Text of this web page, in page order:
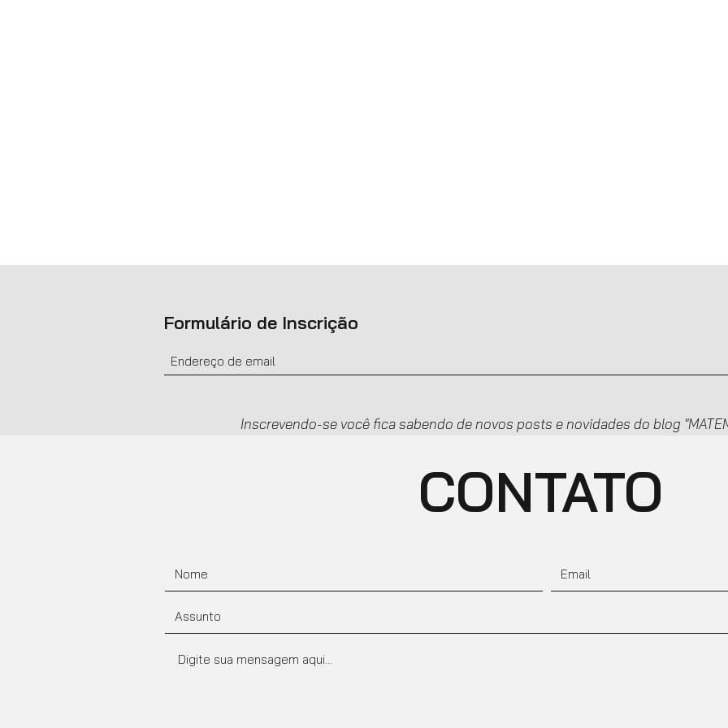
Formulário de Inscrição
Inscrevendo-se você fica sabendo de novos posts e novidades do blog
CONTATO